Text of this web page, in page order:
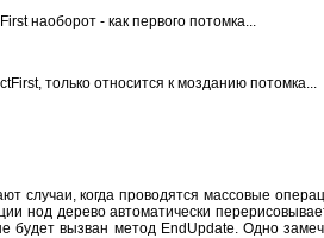
наоборот - как первого потомка...
только относится к мозданию потомка...
случаи, когда проводятся массовые
нод дерево автоматически
вызван метод EndUpdate. Одно